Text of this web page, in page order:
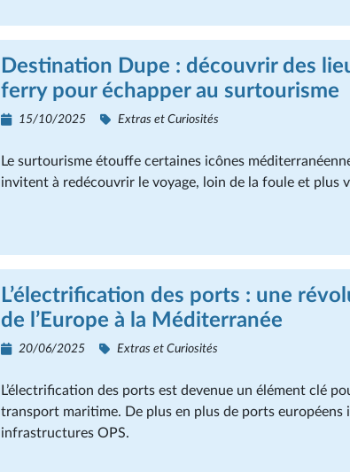
Destination Dupe : découvrir des
ferry pour échapper au surtourisme
15/10/2025 Extras et Curiosités
Le surtourisme étouffe certaines icônes
invitent à redécouvrir le voyage, loin de la foule et plus
L’électrification des ports : une
de l’Europe à la Méditerranée
20/06/2025 Extras et Curiosités
L’électrification des ports est devenue un élément clé
transport maritime. De plus en plus de ports européens
infrastructures OPS.